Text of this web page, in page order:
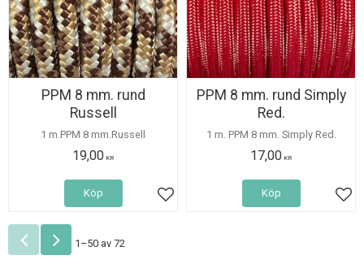
PPM 8 mm. rund
Russell
1 m.PPM 8 mm.Russell
19,00 KR
Lägg till i favoriter
Köp
PPM 8 mm. rund Simply
Red.
1 m. PPM 8 mm. Simply Red.
17,00 KR
Köp
1–50 av 72